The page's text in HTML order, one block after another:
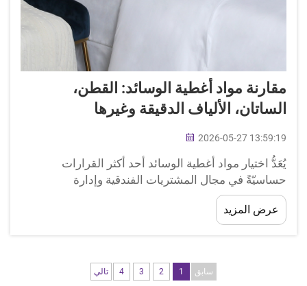
مقارنة مواد أغطية الوسائد: القطن،
الساتان، الألياف الدقيقة وغيرها
2026-05-27 13:59:19
يُعَدُّ اختيار مواد أغطية الوسائد أحد أكثر القرارات
حساسيّةً في مجال المشتريات الفندقية وإدارة
المنسوجات المنزلية. فالنسيج الذي يغطي الوسادة يؤثِّر
مباشرةً على راحة النزلاء وجودة نومهم ومتانتها وسهولة
صيانتها...
عرض المزيد
سابق 1
2
3
4 تالي